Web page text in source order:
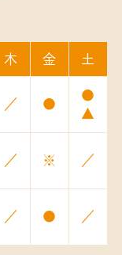
木 金 土
／ ●
●
▲
／ ※ ／
／ ● ／